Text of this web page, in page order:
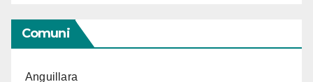
Comuni
Anguillara